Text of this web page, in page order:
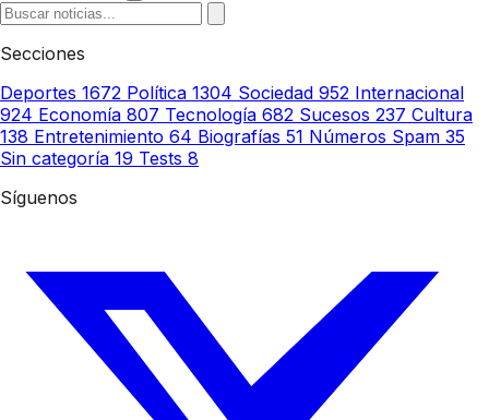
Secciones
Deportes 1672 Política 1304 Sociedad 952 Internacional
924 Economía 807 Tecnología 682 Sucesos 237 Cultura
138 Entretenimiento 64 Biografías 51 Números Spam 35
Sin categoría 19 Tests 8
Síguenos